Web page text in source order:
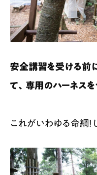
安全講習を受ける前
て、専用のハーネスを
これがいわゆる命綱！